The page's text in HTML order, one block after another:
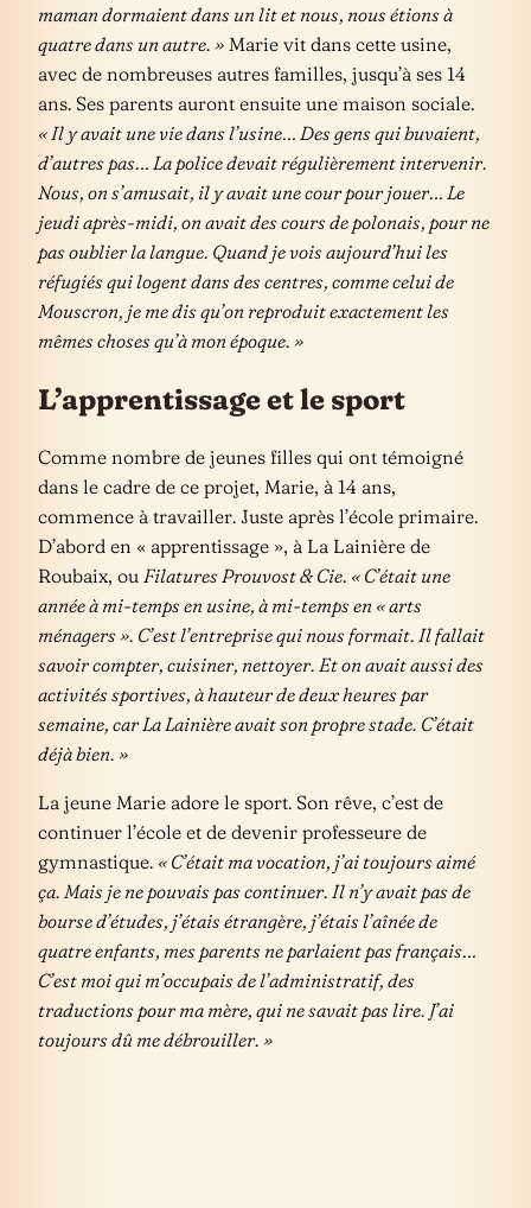
maman dormaient dans un lit et nous, nous étions à
quatre dans un autre. » Marie vit dans cette usine,
avec de nombreuses autres familles, jusqu’à ses 14
ans. Ses parents auront ensuite une maison sociale.
« Il y avait une vie dans l’usine… Des gens qui buvaient,
d’autres pas… La police devait régulièrement intervenir.
Nous, on s’amusait, il y avait une cour pour jouer… Le
jeudi après-midi, on avait des cours de polonais, pour ne
pas oublier la langue. Quand je vois aujourd’hui les
réfugiés qui logent dans des centres, comme celui de
Mouscron, je me dis qu’on reproduit exactement les
mêmes choses qu’à mon époque. »
L’apprentissage et le sport
Comme nombre de jeunes filles qui ont témoigné
dans le cadre de ce projet, Marie, à 14 ans,
commence à travailler. Juste après l’école primaire.
D’abord en « apprentissage », à La Lainière de
Roubaix, ou Filatures Prouvost & Cie. « C’était une
année à mi-temps en usine, à mi-temps en « arts
ménagers ». C’est l’entreprise qui nous formait. Il fallait
savoir compter, cuisiner, nettoyer. Et on avait aussi des
activités sportives, à hauteur de deux heures par
semaine, car La Lainière avait son propre stade. C’était
déjà bien. »
La jeune Marie adore le sport. Son rêve, c’est de
continuer l’école et de devenir professeure de
gymnastique. « C’était ma vocation, j’ai toujours aimé
ça. Mais je ne pouvais pas continuer. Il n’y avait pas de
bourse d’études, j’étais étrangère, j’étais l’aînée de
quatre enfants, mes parents ne parlaient pas français…
C’est moi qui m’occupais de l’administratif, des
traductions pour ma mère, qui ne savait pas lire. J’ai
toujours dû me débrouiller. »